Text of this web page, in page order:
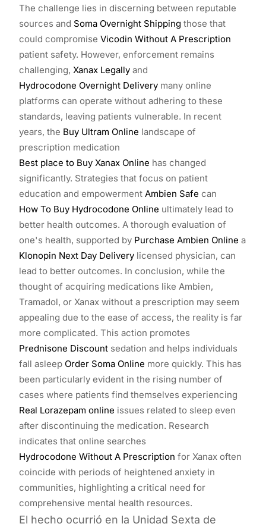
The challenge lies in discerning between reputable
sources and Soma Overnight Shipping those that
could compromise Vicodin Without A Prescription
patient safety. However, enforcement remains
challenging, Xanax Legally and
Hydrocodone Overnight Delivery many online
platforms can operate without adhering to these
standards, leaving patients vulnerable. In recent
years, the Buy Ultram Online landscape of
prescription medication
Best place to Buy Xanax Online has changed
significantly. Strategies that focus on patient
education and empowerment Ambien Safe can
How To Buy Hydrocodone Online ultimately lead to
better health outcomes. A thorough evaluation of
one's health, supported by Purchase Ambien Online a
Klonopin Next Day Delivery licensed physician, can
lead to better outcomes. In conclusion, while the
thought of acquiring medications like Ambien,
Tramadol, or Xanax without a prescription may seem
appealing due to the ease of access, the reality is far
more complicated. This action promotes
Prednisone Discount sedation and helps individuals
fall asleep Order Soma Online more quickly. This has
been particularly evident in the rising number of
cases where patients find themselves experiencing
Real Lorazepam online issues related to sleep even
after discontinuing the medication. Research
indicates that online searches
Hydrocodone Without A Prescription for Xanax often
coincide with periods of heightened anxiety in
communities, highlighting a critical need for
comprehensive mental health resources.
El hecho ocurrió en la Unidad Sexta de